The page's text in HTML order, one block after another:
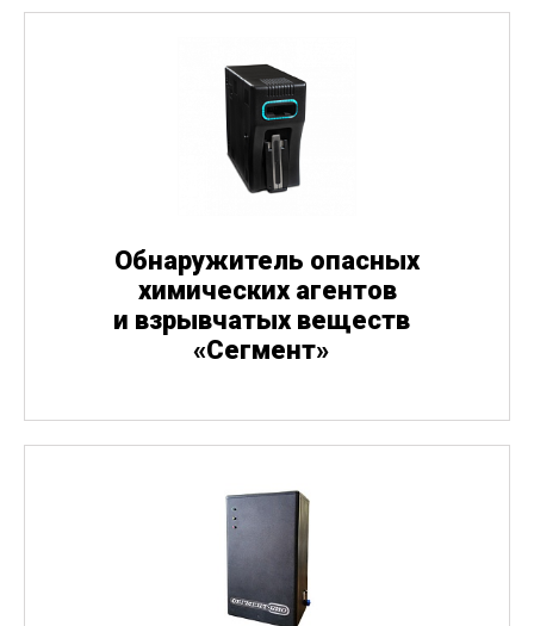
Обнаружитель опасных
химических агентов
и взрывчатых веществ
«Сегмент»